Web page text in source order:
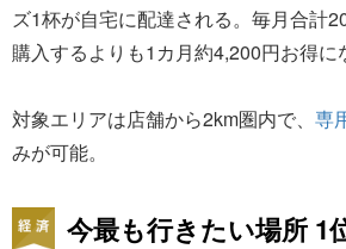
ズ1杯が自宅に配達される。毎月合計
購入するよりも1カ月約4,200円お得に
対象エリアは店舗から2km圏内で、 専
みが可能。
今最も行きたい場所 1